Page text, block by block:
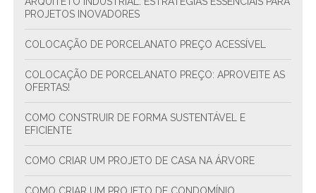
PROJETOS INOVADORES
COLOCAÇÃO DE PORCELANATO PREÇO ACESSÍVEL
COLOCAÇÃO DE PORCELANATO PREÇO: APROVEITE AS
OFERTAS!
COMO CONSTRUIR DE FORMA SUSTENTÁVEL E
EFICIENTE
COMO CRIAR UM PROJETO DE CASA NA ÁRVORE